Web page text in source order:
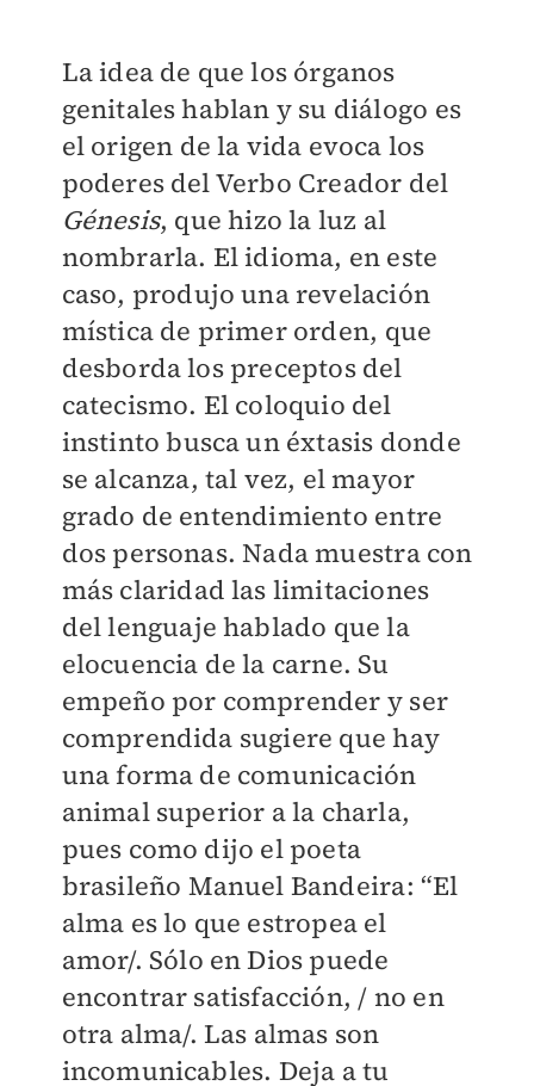
La idea de que los órganos
genitales hablan y su diálogo es
el origen de la vida evoca los
poderes del Verbo Creador del
Génesis, que hizo la luz al
nombrarla. El idioma, en este
caso, produjo una revelación
mística de primer orden, que
desborda los preceptos del
catecismo. El coloquio del
instinto busca un éxtasis donde
se alcanza, tal vez, el mayor
grado de entendimiento entre
dos personas. Nada muestra con
más claridad las limitaciones
del lenguaje hablado que la
elocuencia de la carne. Su
empeño por comprender y ser
comprendida sugiere que hay
una forma de comunicación
animal superior a la charla,
pues como dijo el poeta
brasileño Manuel Bandeira: “El
alma es lo que estropea el
amor/. Sólo en Dios puede
encontrar satisfacción, / no en
otra alma/. Las almas son
incomunicables. Deja a tu